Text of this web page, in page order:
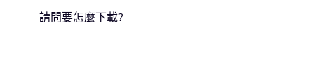
請問要怎麼下載?